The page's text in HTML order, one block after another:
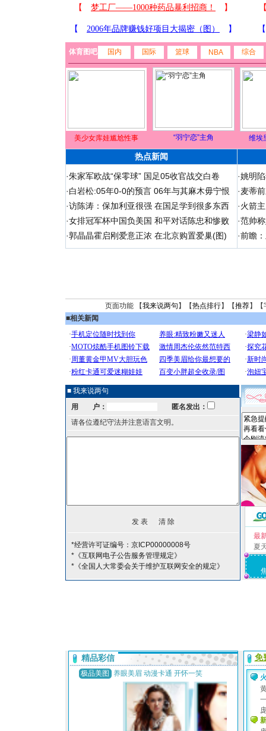
体育图吧 国内 国际 篮球 NBA 综合
美少女库娃尴尬性事 “羽宁恋”主角 维埃
热点新闻
·朱家军欧战“保零球” 国足05收官战交白卷
·白岩松:05年0-0的预言 06年与其麻木毋宁恨
·访陈涛：保加利亚很强 在国足学到很多东西
·女排冠军杯中国负美国 和平对话陈忠和惨败
·郭晶晶霍启刚爱意正浓 在北京购置爱巢(图)
·姚明
·麦蒂
·火箭
·范帅
·前瞻
页面功能 【我来说两句 】【热点排行】【推荐】【
■相关新闻
■ 我来说两句
用 户：
匿名发出：
请各位遵纪守法并注意语言文明。
*经营许可证编号：京ICP00000008号
*《互联网电子公告服务管理规定》
*《全国人大常委会关于维护互联网安全的规定》
最
夏